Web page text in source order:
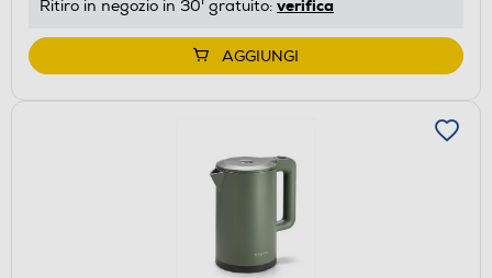
Ritiro in negozio in 30' gratuito: verifica
AGGIUNGI